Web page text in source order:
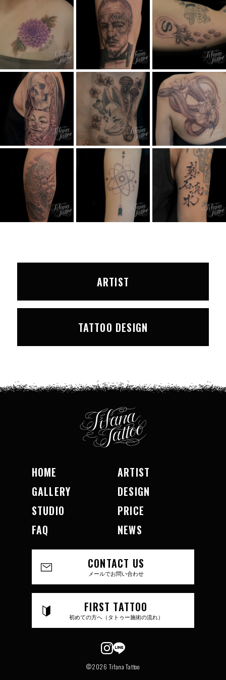
ARTIST
TATTOO DESIGN
HOME
ARTIST
GALLERY
DESIGN
STUDIO
PRICE
FAQ
NEWS
CONTACT US
メールでお問い合わせ
FIRST TATTOO
初めての方へ（タトゥー施術の流れ）
©2026 Tifana Tattoo